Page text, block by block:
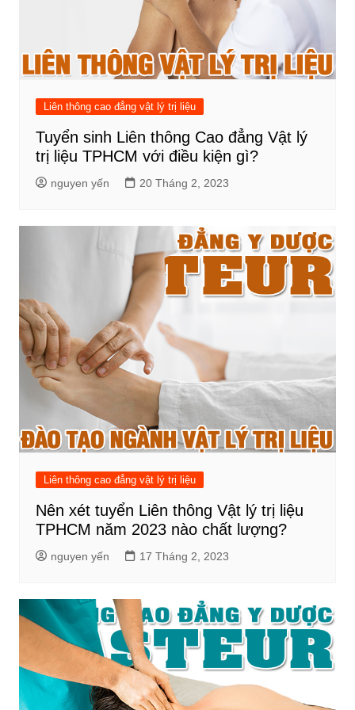
Liên thông cao đẳng vật lý trị liệu
Tuyển sinh Liên thông Cao đẳng Vật lý
trị liệu TPHCM với điều kiện gì?
nguyen yến 20 Tháng 2, 2023
Liên thông cao đẳng vật lý trị liệu
Nên xét tuyển Liên thông Vật lý trị liệu
TPHCM năm 2023 nào chất lượng?
nguyen yến 17 Tháng 2, 2023